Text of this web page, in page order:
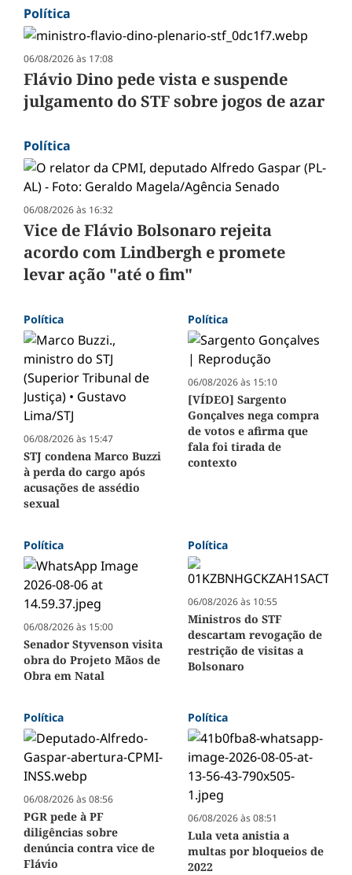
Política
06/08/2026 às 17:08
Flávio Dino pede vista e suspende
julgamento do STF sobre jogos de azar
Política
06/08/2026 às 16:32
Vice de Flávio Bolsonaro rejeita
acordo com Lindbergh e promete
levar ação "até o fim"
Política
06/08/2026 às 15:47
STJ condena Marco Buzzi
à perda do cargo após
acusações de assédio
sexual
Política
06/08/2026 às 15:10
[VÍDEO] Sargento
Gonçalves nega compra
de votos e afirma que
fala foi tirada de
contexto
Política
06/08/2026 às 15:00
Senador Styvenson visita
obra do Projeto Mãos de
Obra em Natal
Política
06/08/2026 às 10:55
Ministros do STF
descartam revogação de
restrição de visitas a
Bolsonaro
Política
06/08/2026 às 08:56
PGR pede à PF
diligências sobre
denúncia contra vice de
Flávio
Política
06/08/2026 às 08:51
Lula veta anistia a
multas por bloqueios de
2022